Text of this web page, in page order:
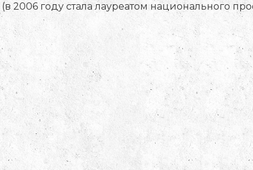
2006 году стала лауреатом национального